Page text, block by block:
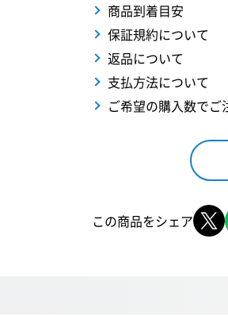
商品到着目安
保証規約について
返品について
支払方法について
ご希望の購入数で
この商品をシェア